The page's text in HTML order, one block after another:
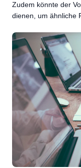
Zudem könnte der
dienen, um ähnliche